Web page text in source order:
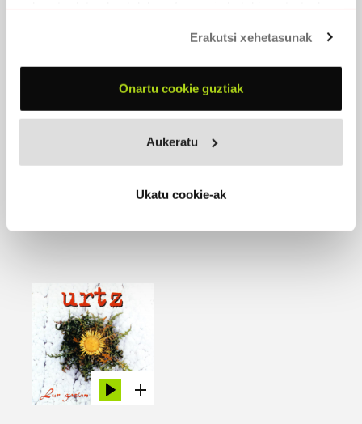
Erakutsi xehetasunak
Onartu cookie guztiak
Aukeratu
Ukatu cookie-ak
Xabier Camarero, ahotsa, gitarra
, gitarra, koruak
Ritxi Barrenetxea , baxua
Josu Ariztegi, bateria, perkusioak